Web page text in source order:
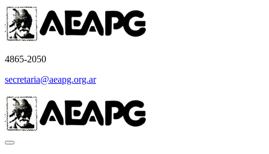
4865-2050
secretaria@aeapg.org.ar